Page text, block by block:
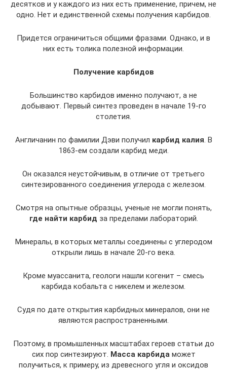
десятков и у каждого из них есть применение, причем, не
одно. Нет и единственной схемы получения карбидов.
Придется ограничиться общими фразами. Однако, и в
них есть толика полезной информации.
Получение карбидов
Большинство карбидов именно получают, а не
добывают. Первый синтез проведен в начале 19-го
столетия.
Англичанин по фамилии Дэви получил карбид калия. В
1863-ем создали карбид меди.
Он оказался неустойчивым, в отличие от третьего
синтезированного соединения углерода с железом.
Смотря на опытные образцы, ученые не могли понять,
где найти карбид за пределами лабораторий.
Минералы, в которых металлы соединены с углеродом
открыли лишь в начале 20-го века.
Кроме муассанита, геологи нашли когенит – смесь
карбида кобальта с никелем и железом.
Судя по дате открытия карбидных минералов, они не
являются распространенными.
Поэтому, в промышленных масштабах героев статьи до
сих пор синтезируют. Масса карбидаможет
получиться, к примеру, из древесного угля и оксидов